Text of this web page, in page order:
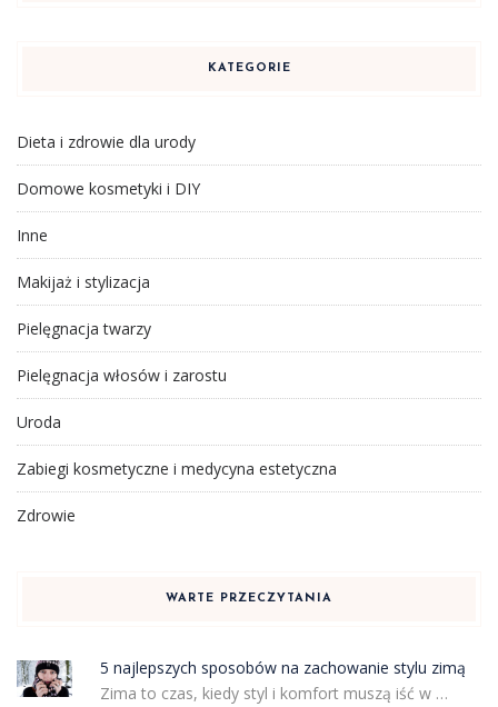
KATEGORIE
Dieta i zdrowie dla urody
Domowe kosmetyki i DIY
Inne
Makijaż i stylizacja
Pielęgnacja twarzy
Pielęgnacja włosów i zarostu
Uroda
Zabiegi kosmetyczne i medycyna estetyczna
Zdrowie
WARTE PRZECZYTANIA
5 najlepszych sposobów na zachowanie stylu zimą
Zima to czas, kiedy styl i komfort muszą iść w …